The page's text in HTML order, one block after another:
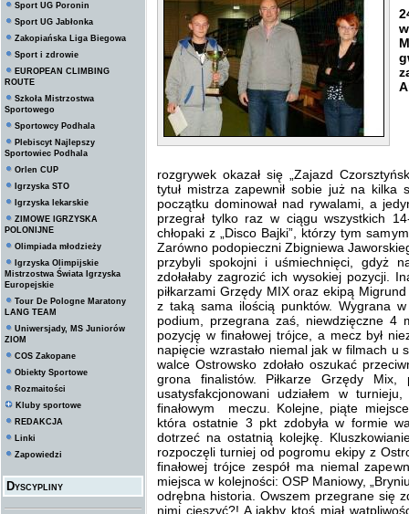
Sport UG Poronin
Sport UG Jabłonka
Zakopiańska Liga Biegowa
Sport i zdrowie
EUROPEAN CLIMBING
ROUTE
Szkoła Mistrzostwa
Sportowego
Sportowcy Podhala
Plebiscyt Najlepszy
Sportowiec Podhala
Orlen CUP
Igrzyska STO
Igrzyska lekarskie
ZIMOWE IGRZYSKA
POLONIJNE
Olimpiada młodzieży
Igrzyska Olimpijskie
Mistrzostwa Świata Igrzyska
Europejskie
Tour De Pologne Maratony
LANG TEAM
Uniwersjady, MS Juniorów
ZIOM
COS Zakopane
Obiekty Sportowe
Rozmaitości
Kluby sportowe
REDAKCJA
Linki
Zapowiedzi
Dyscypliny
rozgrywek okazał się „Zajazd
tytuł mistrza zapewnił sobie już na kilka
początku dominował nad rywalami, a
przegrał tylko raz w ciągu wszystkich
chłopaki z „Disco Bajki”, którzy tym
Zarówno podopieczni Zbigniewa
przybyli spokojni i uśmiechnięci, gdyż
zdołałaby zagrozić ich wysokiej pozycji.
piłkarzami Grzędy MIX oraz ekipą
z taką sama ilością punktów. Wygrana
podium, przegrana zaś, niewdzięczne 4
pozycję w finałowej trójce, a mecz był
napięcie wzrastało niemal jak w filmach u
walce Ostrowsko zdołało oszukać
grona finalistów. Piłkarze Grzędy Mix,
usatysfakcjonowani udziałem w
finałowym meczu. Kolejne, piąte
która ostatnie 3 pkt zdobyła w formie
dotrzeć na ostatnią kolejkę.
rozpoczęli turniej od pogromu ekipy z
finałowej trójce zespół ma niemal
miejsca w kolejności: OSP Maniowy,
odrębna historia. Owszem przegrane się
nimi cieszyć?! A jakby ktoś miał